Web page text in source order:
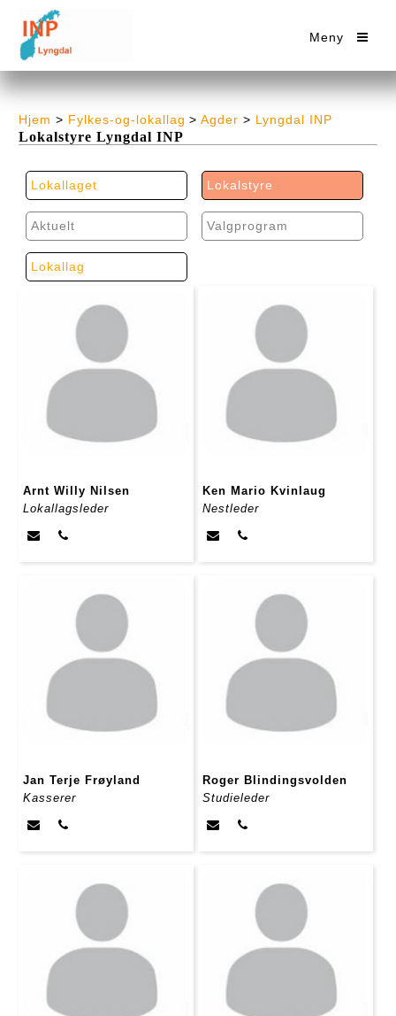
Meny
Hjem > Fylkes-og-lokallag >Agder > Lyngdal INP
Lokalstyre Lyngdal INP
Lokallaget Lokalstyre
Aktuelt Valgprogram
Lokallag
Arnt Willy Nilsen
Lokallagsleder
Ken Mario Kvinlaug
Nestleder
Jan Terje Frøyland
Kasserer
Roger Blindingsvolden
Studieleder